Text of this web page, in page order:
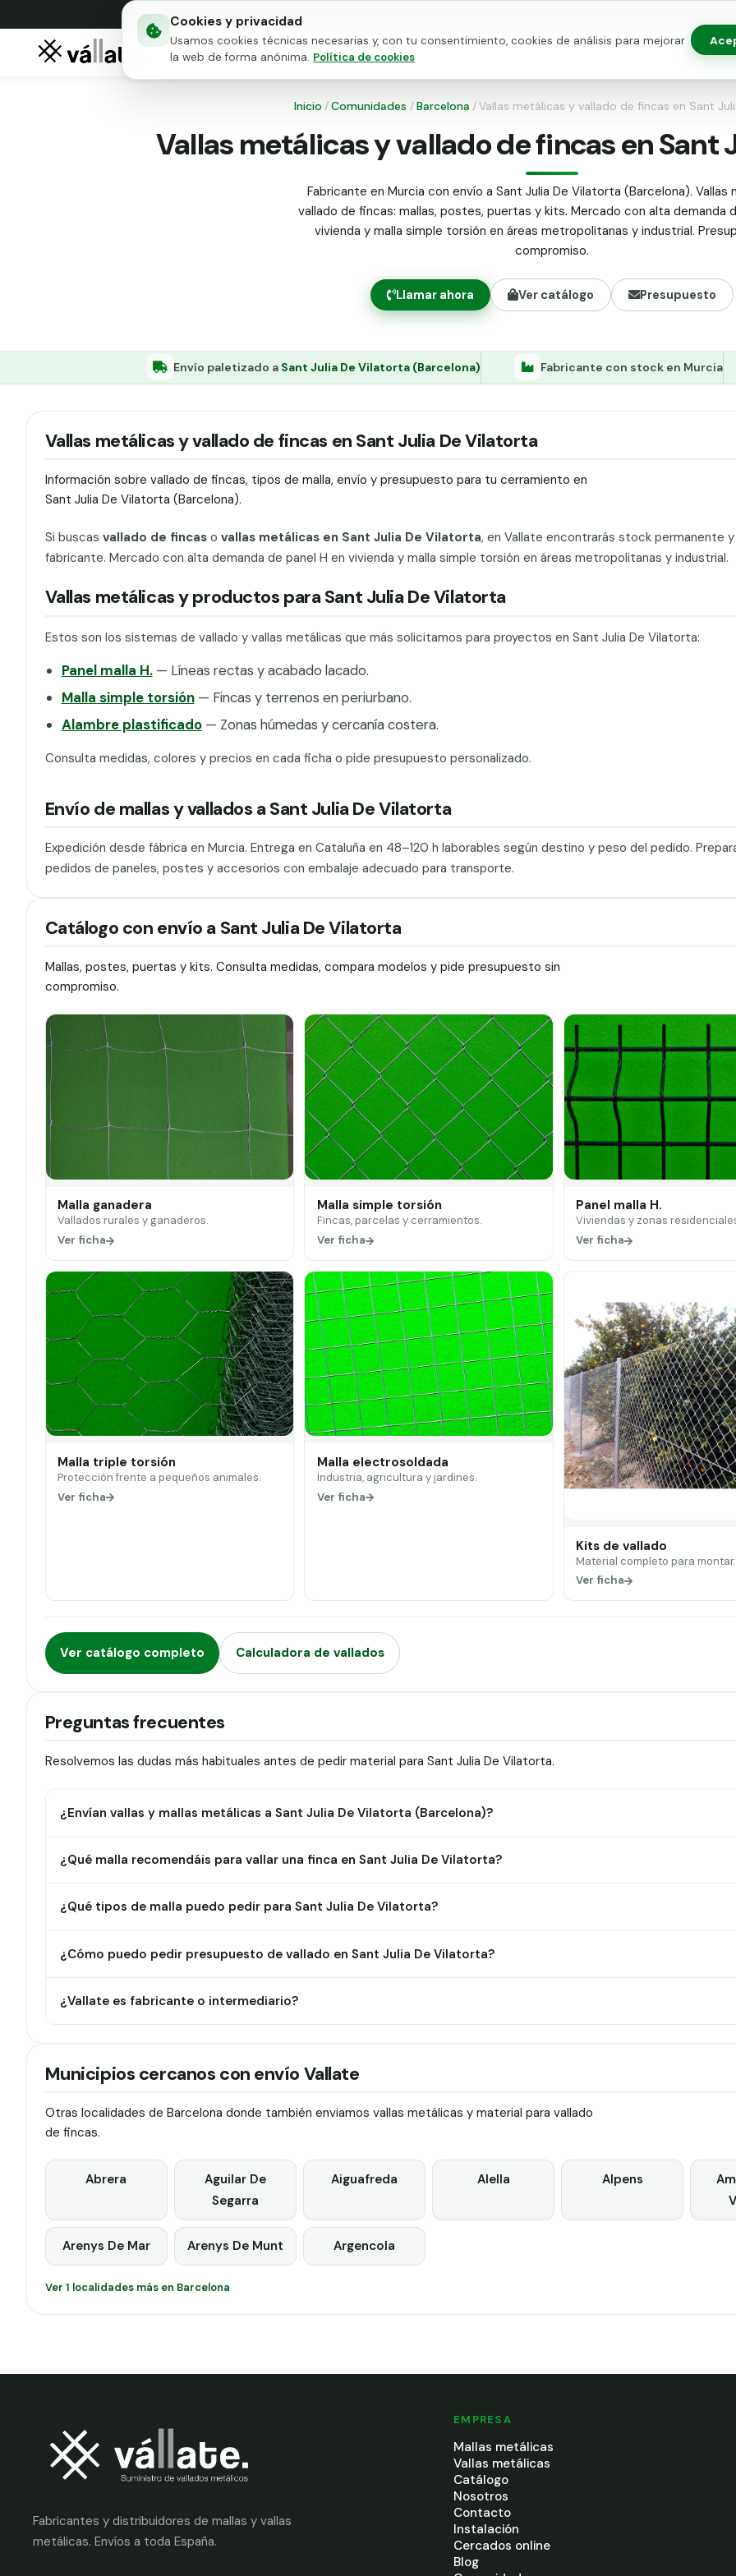
Cookies y privacidad
Usamos cookies técnicas necesarias y, con tu consentimiento, cookies de análisis para mejorar
la web de forma anónima. Política de cookies
Mallas metálicas
Puertas para vallado
Inicio /Comunidades /Barcelona /Vallas metálicas y vallado de fincas en Sant
Vallas metálicas y vallado de fincas en Sant
Fabricante en Murcia con envío a Sant Julia De Vilatorta (Barcelona). Vallas
vallado de fincas: mallas, postes, puertas y kits. Mercado con alta demanda
vivienda y malla simple torsión en áreas metropolitanas y industrial.
compromiso.
Llamar ahora Ver catálogo Presupuesto
Envío paletizado a Sant Julia De Vilatorta (Barcelona) Fabricante con stock en Murcia
Vallas metálicas y vallado de fincas en Sant Julia De Vilatorta
Información sobre vallado de fincas, tipos de malla, envío y presupuesto para tu cerramiento en
Sant Julia De Vilatorta (Barcelona).
Si buscas vallado de fincaso vallas metálicas en Sant Julia De Vilatorta, en Vallate encontrarás stock permanente
fabricante. Mercado con alta demanda de panel H en vivienda y malla simple torsión en áreas metropolitanas y industrial.
Vallas metálicas y productos para Sant Julia De Vilatorta
Estos son los sistemas de vallado y vallas metálicas que más solicitamos para proyectos en Sant Julia De Vilatorta:
Panel malla H.— Líneas rectas y acabado lacado.
Malla simple torsión— Fincas y terrenos en periurbano.
Alambre plastificado— Zonas húmedas y cercanía costera.
Consulta medidas, colores y precios en cada ficha o pide presupuesto personalizado.
Envío de mallas y vallados a Sant Julia De Vilatorta
Expedición desde fábrica en Murcia. Entrega en Cataluña en 48–120 h laborables según destino y peso del pedido.
pedidos de paneles, postes y accesorios con embalaje adecuado para transporte.
Catálogo con envío a Sant Julia De Vilatorta
Mallas, postes, puertas y kits. Consulta medidas, compara modelos y pide presupuesto sin
compromiso.
Malla ganadera
Vallados rurales y ganaderos.
Ver ficha
Malla simple torsión
Fincas, parcelas y cerramientos.
Ver ficha
Panel malla H.
Viviendas y zonas
Ver ficha
Malla triple torsión
Protección frente a pequeños animales.
Ver ficha
Malla electrosoldada
Industria, agricultura y jardines.
Ver ficha
Kits de vallado
Material completo para montar.
Ver ficha
Ver catálogo completo Calculadora de vallados
Preguntas frecuentes
Resolvemos las dudas más habituales antes de pedir material para Sant Julia De Vilatorta.
¿Envían vallas y mallas metálicas a Sant Julia De Vilatorta (Barcelona)?
¿Qué malla recomendáis para vallar una finca en Sant Julia De Vilatorta?
¿Qué tipos de malla puedo pedir para Sant Julia De Vilatorta?
¿Cómo puedo pedir presupuesto de vallado en Sant Julia De Vilatorta?
¿Vallate es fabricante o intermediario?
Municipios cercanos con envío Vallate
Otras localidades de Barcelona donde también enviamos vallas metálicas y material para vallado
de fincas.
Abrera
Aguilar De
Segarra
Aiguafreda Alella Alpens
Arenys De Mar Arenys De Munt Argencola
Ver 1 localidades más en Barcelona
Fabricantes y distribuidores de mallas y vallas
metálicas. Envíos a toda España.
EMPRESA
Mallas metálicas
Vallas metálicas
Catálogo
Nosotros
Contacto
Instalación
Cercados online
Blog